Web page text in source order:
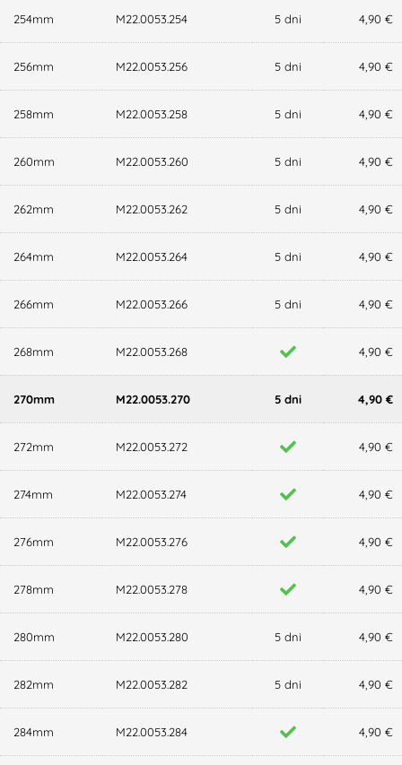
254mm M22.0053.254 5 dni 4,90 €
256mm M22.0053.256 5 dni 4,90 €
258mm M22.0053.258 5 dni 4,90 €
260mm M22.0053.260 5 dni 4,90 €
262mm M22.0053.262 5 dni 4,90 €
264mm M22.0053.264 5 dni 4,90 €
266mm M22.0053.266 5 dni 4,90 €
268mm M22.0053.268 4,90 €
270mm M22.0053.270 5 dni 4,90 €
272mm M22.0053.272 4,90 €
274mm M22.0053.274 4,90 €
276mm M22.0053.276 4,90 €
278mm M22.0053.278 4,90 €
280mm M22.0053.280 5 dni 4,90 €
282mm M22.0053.282 5 dni 4,90 €
284mm M22.0053.284 4,90 €